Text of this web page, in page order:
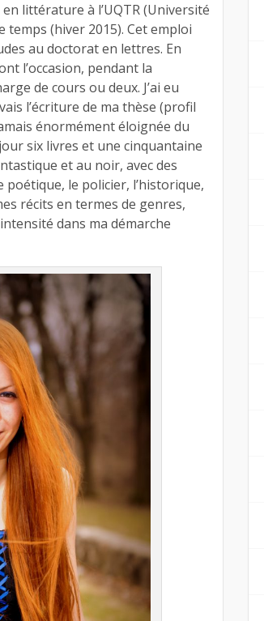
littérature à l’UQTR (Université
temps (hiver 2015). Cet emploi
au doctorat en lettres. En
l’occasion, pendant la
de cours ou deux. J’ai eu
l’écriture de ma thèse (profil
énormément éloignée du
six livres et une cinquantaine
et au noir, avec des
le policier, l’historique,
récits en termes de genres,
dans ma démarche